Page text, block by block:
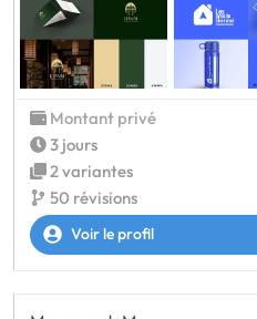
Montant privé
3 jours
2 variantes
50 révisions
Voir le profil